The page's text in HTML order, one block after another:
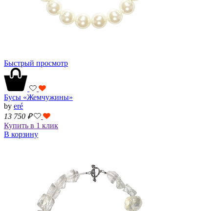
Быстрый просмотр
Бусы «Жемчужины»
by eré
13 750 ₽
Купить в 1 клик
В корзину